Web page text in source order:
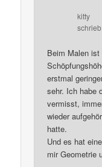
kitty
schrieb
Beim Malen
erstmal
sehr. Ich habe
vermisst,
wieder
hatte.
Und es hat
mir Geometrie